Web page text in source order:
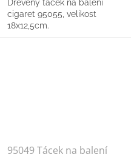
Dřevěný tácek na balení
cigaret 95055, velikost
18x12,5cm.
95049 Tácek na balení